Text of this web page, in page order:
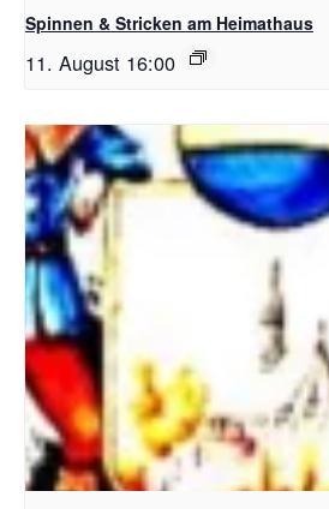
Spinnen & Stricken am Heimathaus
11. August 16:00